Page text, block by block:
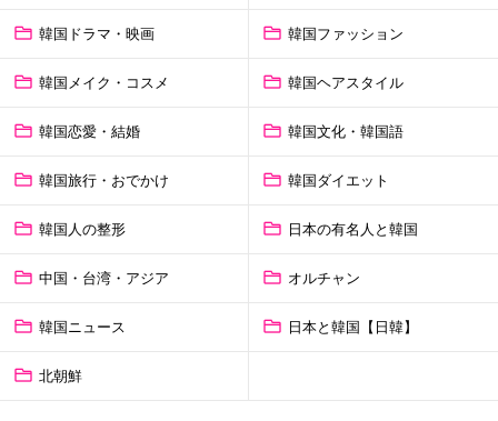
韓国ドラマ・映画 韓国ファッション
韓国メイク・コスメ 韓国ヘアスタイル
韓国恋愛・結婚 韓国文化・韓国語
韓国旅行・おでかけ 韓国ダイエット
韓国人の整形 日本の有名人と韓国
中国・台湾・アジア オルチャン
韓国ニュース 日本と韓国【日韓】
北朝鮮